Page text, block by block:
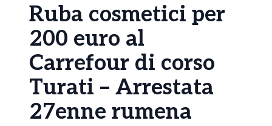
Ruba cosmetici per
200 euro al
Carrefour di corso
Turati – Arrestata
27enne rumena